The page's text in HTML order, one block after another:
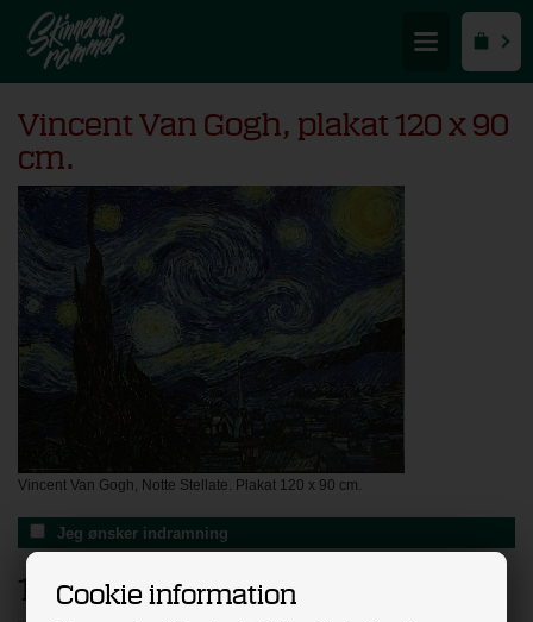
Cookie information
Vincent Van Gogh, plakat 120 x 90
cm.
Vincent Van Gogh, Notte Stellate. Plakat 120 x 90 cm.
Jeg ønsker indramning
149,00DKK